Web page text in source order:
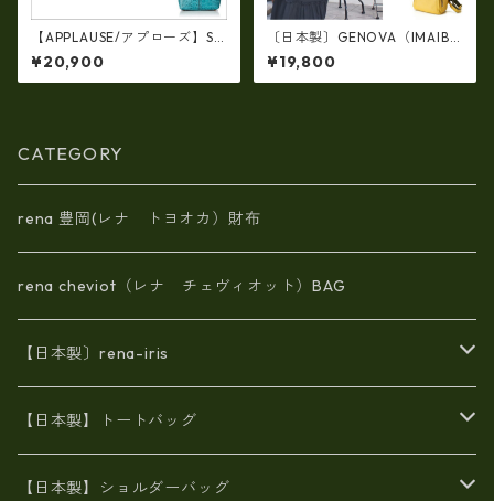
【APPLAUSE/アプローズ】SA
FARI series 型押し クロコ レ
ザー トート ap-3739
¥20,900
〔日本製〕GENOVA（IMAIBA
G）牛革製・シュリンクヌメ
Ｗジッパー・コンパクトリュ
ック ir-2858
¥19,800
CATEGORY
rena 豊岡(レナ トヨオカ）財布
rena cheviot（レナ チェヴィオット）BAG
【日本製〕rena-iris
エナメル（パテント）レザー
牛革製品トート・ショルダー
【日本製】トートバッグ
火山灰染めバッグ
【日本製】ショルダーバッグ